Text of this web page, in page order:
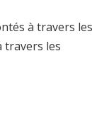
à travers les
travers les